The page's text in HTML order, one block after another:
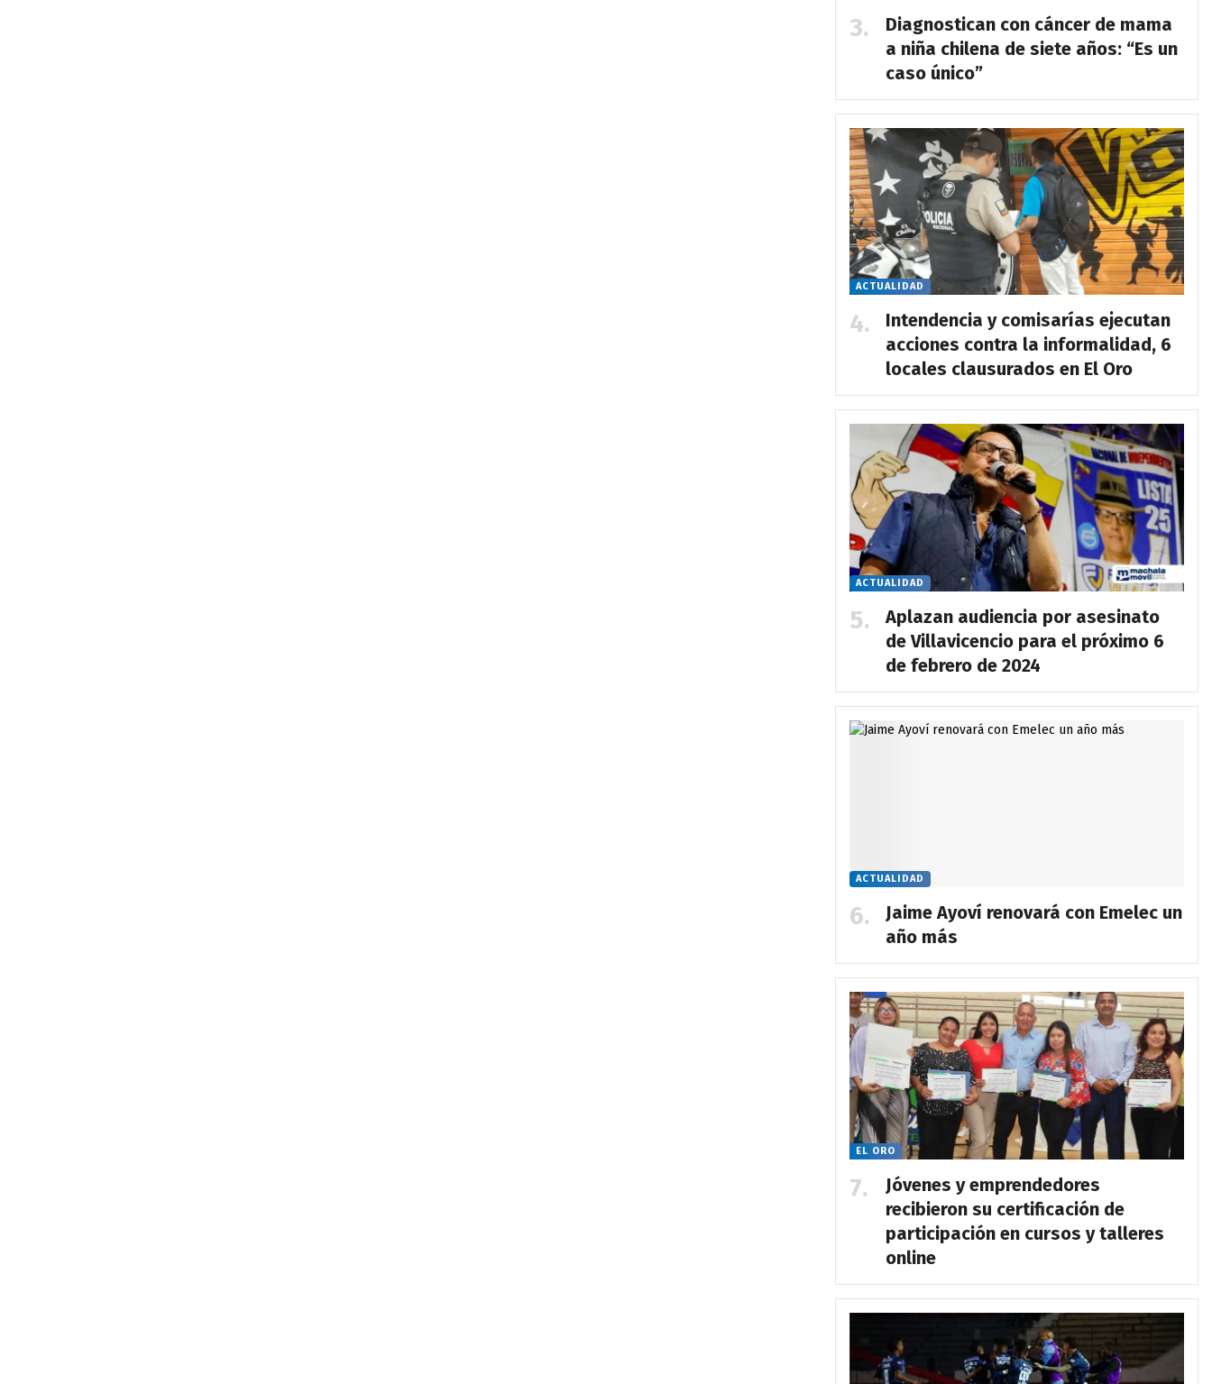
Diagnostican con cáncer de mama
a niña chilena de siete años: “Es un
caso único”
ACTUALIDAD
Intendencia y comisarías ejecutan
acciones contra la informalidad, 6
locales clausurados en El Oro
ACTUALIDAD
Aplazan audiencia por asesinato
de Villavicencio para el próximo 6
de febrero de 2024
ACTUALIDAD
Jaime Ayoví renovará con Emelec un
año más
EL ORO
Jóvenes y emprendedores
recibieron su certificación de
participación en cursos y talleres
online